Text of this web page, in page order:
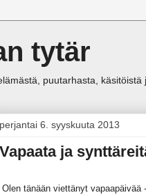
tytär
puutarhasta, käsitöistä
perjantai 6. syyskuuta 2013
Vapaata ja
Olen tänään viettänyt